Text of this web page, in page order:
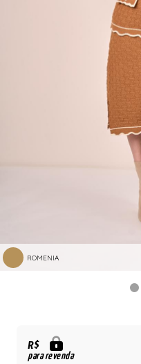
ROMENIA
R$
para revenda